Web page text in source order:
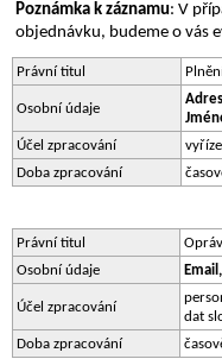
Poznámka k záznamu: V
objednávku, budeme o vás
Právní titul
Osobní údaje
Účel zpracování
Doba zpracování
Právní titul
Osobní údaje
Účel zpracování
dat
Doba zpracování